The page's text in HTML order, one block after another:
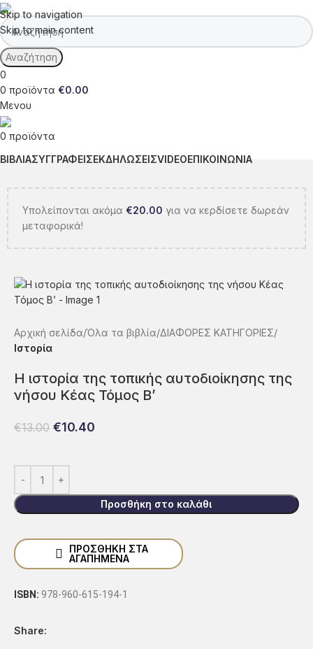
Skip to navigation
Skip to main content
Αναζήτηση
0
0 προϊόντα €0.00
Μενου
0 προϊόντα
ΒΙΒΛΙΑΣΥΓΓΡΑΦΕΙΣΕΚΔΗΛΩΣΕΙΣVIDEOΕΠΙΚΟΙΝΩΝΙΑ
Υπολείπονται ακόμα €20.00 για να κερδίσετε δωρεάν
μεταφορικά!
Αρχική σελίδα Όλα τα βιβλία ΔΙΑΦΟΡΕΣ ΚΑΤΗΓΟΡΙΕΣ
Ιστορία
Η ιστορία της τοπικής αυτοδιοίκησης της
νήσου Κέας Τόμος Β’
€13.00 €10.40
Προσθήκη στο καλάθι
ΠΡΟΣΘΉΚΗ ΣΤΑ
ΑΓΑΠΗΜΈΝΑ
ISBN: 978-960-615-194-1
Share: